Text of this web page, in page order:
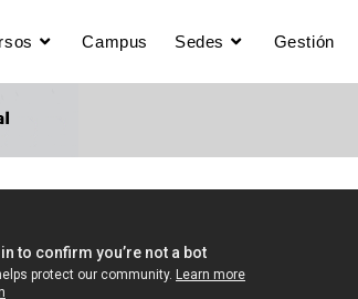
Campus Sedes Gestión